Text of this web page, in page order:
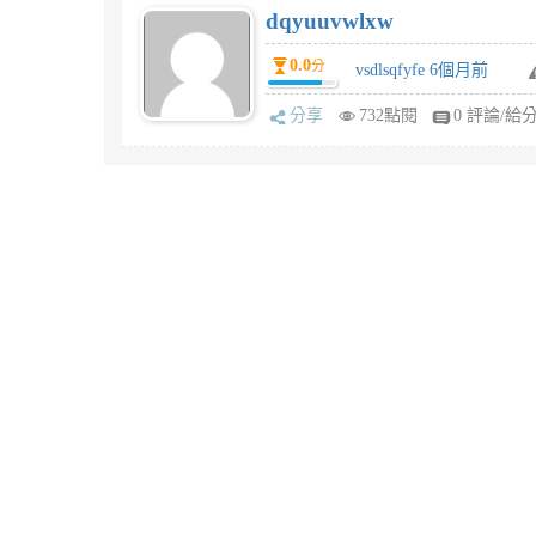
dqyuuvwlxw
0.0分 vsdlsqfyfe 6個月前
分享 732點閱 0 評論/給